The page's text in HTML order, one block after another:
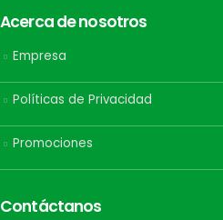
Acerca de nosotros
Empresa
Políticas de Privacidad
Promociones
Contáctanos